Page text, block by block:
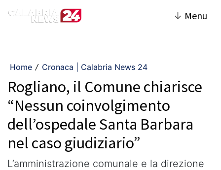
↓ Menu
Home / Cronaca | Calabria News 24
Rogliano, il Comune chiarisce
“Nessun coinvolgimento
dell’ospedale Santa Barbara
nel caso giudiziario”
L’amministrazione comunale e la direzione